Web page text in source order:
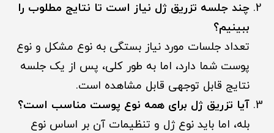
چند جلسه تزریق ژل نیاز است تا نتایج مطلوب را
ببینیم؟
تعداد جلسات مورد نیاز بستگی به نوع مشکل و نوع
پوست شما دارد، اما به طور کلی، پس از یک جلسه
نتایج قابل توجهی قابل مشاهده است.
آیا تزریق ژل برای همه نوع پوست مناسب است؟
بله، اما باید نوع ژل و تنظیمات آن بر اساس نوع